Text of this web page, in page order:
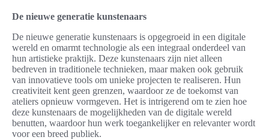
De nieuwe generatie kunstenaars
De nieuwe generatie kunstenaars is opgegroeid in een digitale
wereld en omarmt technologie als een integraal onderdeel van
hun artistieke praktijk. Deze kunstenaars zijn niet alleen
bedreven in traditionele technieken, maar maken ook gebruik
van innovatieve tools om unieke projecten te realiseren. Hun
creativiteit kent geen grenzen, waardoor ze de toekomst van
ateliers opnieuw vormgeven. Het is intrigerend om te zien hoe
deze kunstenaars de mogelijkheden van de digitale wereld
benutten, waardoor hun werk toegankelijker en relevanter wordt
voor een breed publiek.